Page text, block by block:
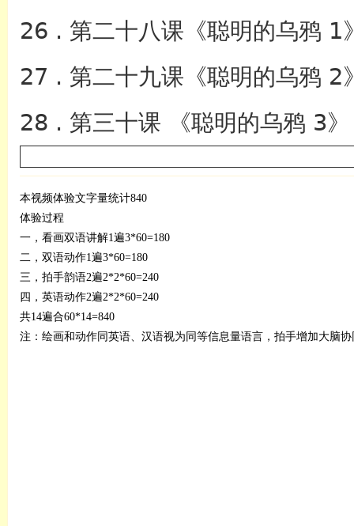
26 . 第二十八课《聪明的乌鸦 1
27 . 第二十九课《聪明的乌鸦 2
28 . 第三十课 《聪明的乌鸦 3》
本视频体验文字量统计840
体验过程
一，看画双语讲解1遍3*60=180
二，双语动作1遍3*60=180
三，拍手韵语2遍2*2*60=240
四，英语动作2遍2*2*60=240
共14遍合60*14=840
注：绘画和动作同英语、汉语视为同等信息量语言，拍手增加大脑